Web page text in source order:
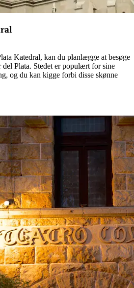
Katedral, kan du planlægge at besøge
Plata. Stedet er populært for sine
og du kan kigge forbi disse skønne